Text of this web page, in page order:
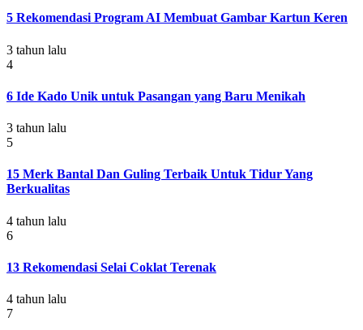
5 Rekomendasi Program AI Membuat Gambar Kartun Keren
3 tahun lalu
4
6 Ide Kado Unik untuk Pasangan yang Baru Menikah
3 tahun lalu
5
15 Merk Bantal Dan Guling Terbaik Untuk Tidur Yang
Berkualitas
4 tahun lalu
6
13 Rekomendasi Selai Coklat Terenak
4 tahun lalu
7